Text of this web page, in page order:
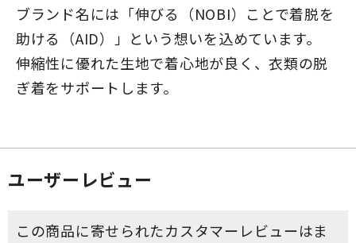
ブランド名には「伸びる（NOBI）ことで着脱を
助ける（AID）」という想いを込めています。
伸縮性に優れた生地で着心地が良く、衣類の脱
ぎ着をサポートします。
ユーザーレビュー
この商品に寄せられたカスタマーレビューはま